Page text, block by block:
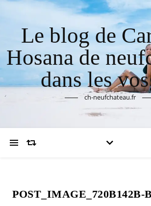
Le blog de
Hosana de
dans les
ch-neufchateau.fr
POST_IMAGE_720B142B-